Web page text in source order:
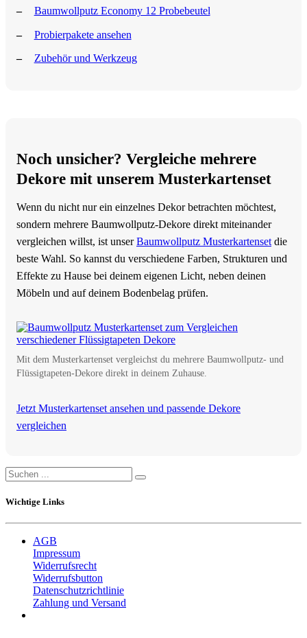
Baumwollputz Economy 12 Probebeutel
Probierpakete ansehen
Zubehör und Werkzeug
Noch unsicher? Vergleiche mehrere
Dekore mit unserem Musterkartenset
Wenn du nicht nur ein einzelnes Dekor betrachten möchtest,
sondern mehrere Baumwollputz-Dekore direkt miteinander
vergleichen willst, ist unserBaumwollputz Musterkartensetdie
beste Wahl. So kannst du verschiedene Farben, Strukturen und
Effekte zu Hause bei deinem eigenen Licht, neben deinen
Möbeln und auf deinem Bodenbelag prüfen.
Mit dem Musterkartenset vergleichst du mehrere Baumwollputz- und
Flüssigtapeten-Dekore direkt in deinem Zuhause.
Jetzt Musterkartenset ansehen und passende Dekore
vergleichen
Wichtige Links
AGB
Impressum
Widerrufsrecht
Widerrufsbutton
Datenschutzrichtlinie
Zahlung und Versand